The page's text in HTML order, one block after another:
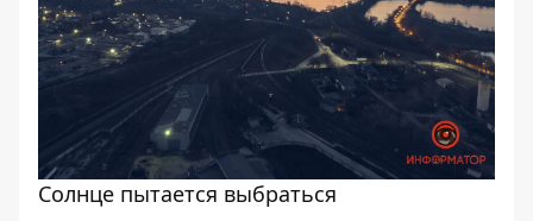
Солнце пытается выбраться